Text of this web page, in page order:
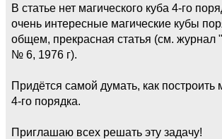
В статье нет магического куба 4-го
очень интересные магические кубы
общем, прекрасная статья (см. журнал
№ 6, 1976 г).
Придётся самой думать, как построить
4-го порядка.
Приглашаю всех решать эту задачу!